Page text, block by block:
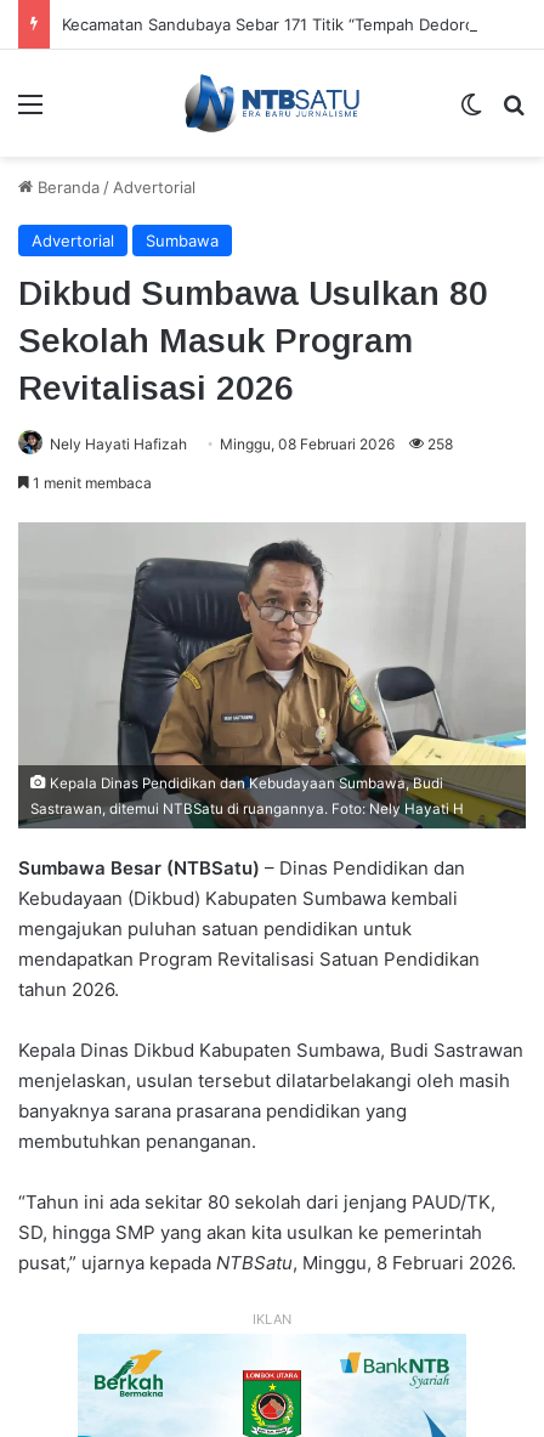
Menu
Beranda / Advertorial
Advertorial Sumbawa
Dikbud Sumbawa Usulkan 80
Sekolah Masuk Program
Revitalisasi 2026
Nely Hayati Hafizah Minggu, 08 Februari 2026 258
1 menit membaca
Kepala Dinas Pendidikan dan Kebudayaan Sumbawa, Budi
Sastrawan, ditemui NTBSatu di ruangannya. Foto: Nely Hayati H
Sumbawa Besar (NTBSatu) – Dinas Pendidikan dan
Kebudayaan (Dikbud) Kabupaten Sumbawa kembali
mengajukan puluhan satuan pendidikan untuk
mendapatkan Program Revitalisasi Satuan Pendidikan
tahun 2026.
Kepala Dinas Dikbud Kabupaten Sumbawa, Budi Sastrawan
menjelaskan, usulan tersebut dilatarbelakangi oleh masih
banyaknya sarana prasarana pendidikan yang
membutuhkan penanganan.
“Tahun ini ada sekitar 80 sekolah dari jenjang PAUD/TK,
SD, hingga SMP yang akan kita usulkan ke pemerintah
pusat,” ujarnya kepada NTBSatu, Minggu, 8 Februari 2026.
IKLAN